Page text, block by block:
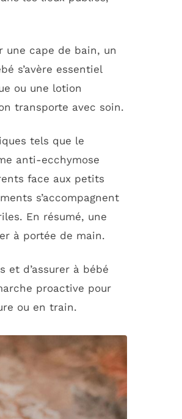
une cape de bain, un
s’avère essentiel
ou une lotion
transporte avec soin.
tels que le
anti-ecchymose
face aux petits
s’accompagnent
En résumé, une
à portée de main.
d’assurer à bébé
proactive pour
ou en train.